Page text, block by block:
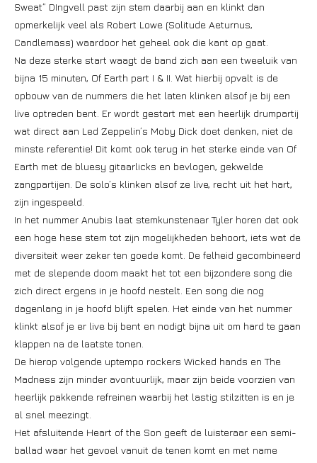
Sweat” DIngvell past zijn stem daarbij aan en klinkt dan
opmerkelijk veel als Robert Lowe (Solitude Aeturnus,
Candlemass) waardoor het geheel ook die kant op gaat.
Na deze sterke start waagt de band zich aan een tweeluik van
bijna 15 minuten, Of Earth part I & II. Wat hierbij opvalt is de
opbouw van de nummers die het laten klinken alsof je bij een
live optreden bent. Er wordt gestart met een heerlijk drumpartij
wat direct aan Led Zeppelin’s Moby Dick doet denken, niet de
minste referentie! Dit komt ook terug in het sterke einde van Of
Earth met de bluesy gitaarlicks en bevlogen, gekwelde
zangpartijen. De solo’s klinken alsof ze live, recht uit het hart,
zijn ingespeeld.
In het nummer Anubis laat stemkunstenaar Tyler horen dat ook
een hoge hese stem tot zijn mogelijkheden behoort, iets wat de
diversiteit weer zeker ten goede komt. De felheid gecombineerd
met de slepende doom maakt het tot een bijzondere song die
zich direct ergens in je hoofd nestelt. Een song die nog
dagenlang in je hoofd blijft spelen. Het einde van het nummer
klinkt alsof je er live bij bent en nodigt bijna uit om hard te gaan
klappen na de laatste tonen.
De hierop volgende uptempo rockers Wicked hands en The
Madness zijn minder avontuurlijk, maar zijn beide voorzien van
heerlijk pakkende refreinen waarbij het lastig stilzitten is en je
al snel meezingt.
Het afsluitende Heart of the Son geeft de luisteraar een semi-
ballad waar het gevoel vanuit de tenen komt en met name